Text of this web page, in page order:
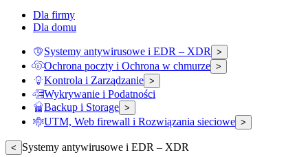
Dla firmy
Dla domu
Systemy antywirusowe i EDR – XDR >
Ochrona poczty i Ochrona w chmurze >
Kontrola i Zarządzanie >
Wykrywanie i Podatności
Backup i Storage >
UTM, Web firewall i Rozwiązania sieciowe >
< Systemy antywirusowe i EDR – XDR